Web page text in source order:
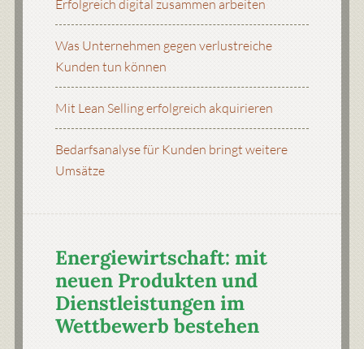
Erfolgreich digital zusammen arbeiten
Was Unternehmen gegen verlustreiche
Kunden tun können
Mit Lean Selling erfolgreich akquirieren
Bedarfsanalyse für Kunden bringt weitere
Umsätze
Energiewirtschaft: mit
neuen Produkten und
Dienstleistungen im
Wettbewerb bestehen